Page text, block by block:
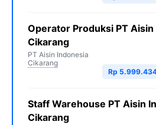
Operator Produksi PT Aisin
Cikarang
PT Aisin Indonesia
Cikarang
Rp
Staff Warehouse PT Aisin
Cikarang